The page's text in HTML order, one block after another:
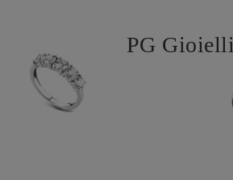
PG Gioielli